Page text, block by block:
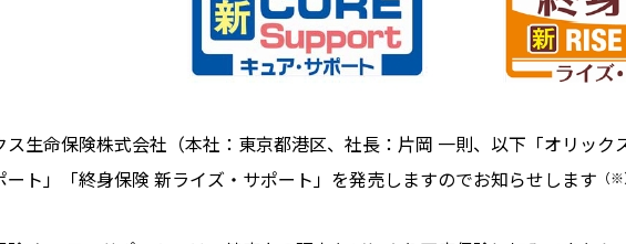
生命保険株式会社（本社：東京都港区、社長：片岡 一則、以下「オリッ
ート」「終身保険 新ライズ・サポート」を発売しますのでお知らせします （※